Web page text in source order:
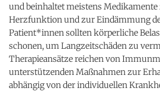
und beinhaltet meistens
Herzfunktion und zur Eindämmung
Patient*innen sollten körperliche
schonen, um Langzeitschäden zu
Therapieansätze reichen von
unterstützenden Maßnahmen zur
abhängig von der individuellen